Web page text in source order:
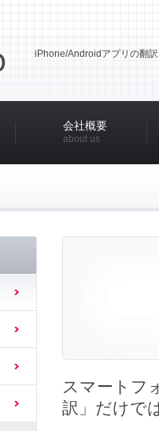
iPhone/Androidアプリの翻
会社概要
about us
スマートフ
訳」だけで